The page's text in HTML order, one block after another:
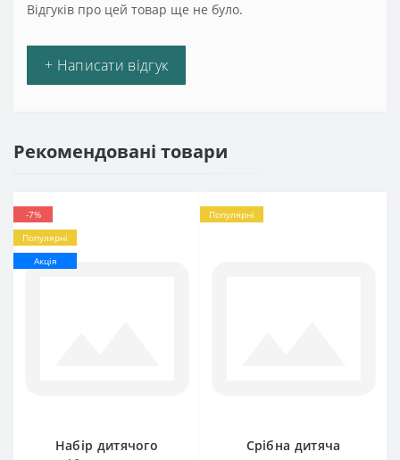
Відгуків про цей товар ще не було.
+ Написати відгук
Рекомендовані товари
-7%
Популярні
Акція
Набір дитячого
Популярні
Срібна дитяча